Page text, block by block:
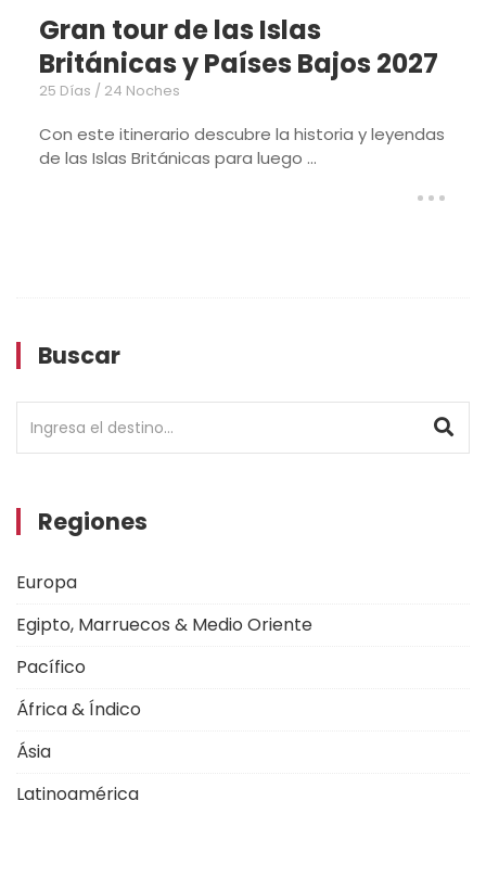
las Islas
Países Bajos 2027
descubre la historia y leyendas
para luego ...
Británicas
El itinerario ...
Buscar
Regiones
Europa
Egipto, Marruecos & Medio Oriente
Pacífico
África & Índico
Ásia
Latinoamérica